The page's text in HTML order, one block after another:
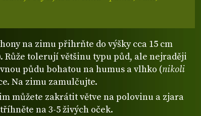
na zimu přihrňte do výšky cca 15 cm
Růže tolerují většinu typu půd, ale nejraději
půdu bohatou na humus a vlhko (nikoli
Na zimu zamulčujte.
můžete zakrátit větve na polovinu a zjara
na 3-5 živých oček.